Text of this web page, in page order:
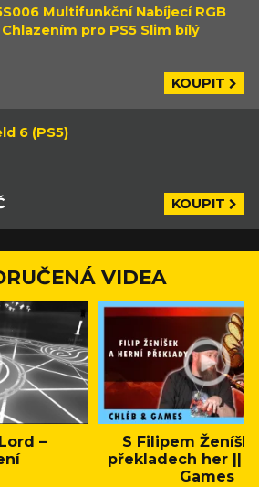
Multifunkční Nabíjecí RGB
pro PS5 Slim bílý
KOUPIT
6 (PS5)
KOUPIT
VIDEA
–
S Filipem
překladech her ||
Games